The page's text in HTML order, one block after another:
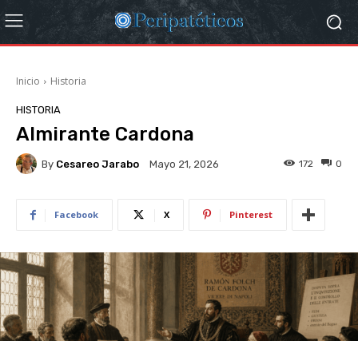
Inicio Historia
HISTORIA
Almirante Cardona
By Cesareo Jarabo Mayo 21, 2026 0
172
Facebook X Pinterest